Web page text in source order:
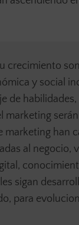
crecimiento
y social
de
han
al negocio,
sigan
para